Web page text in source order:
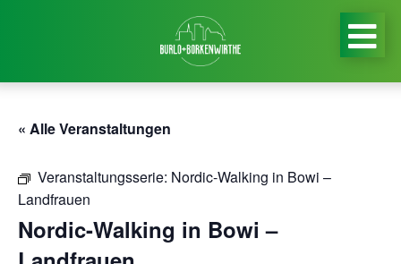
« Alle Veranstaltungen
Veranstaltungsserie: Nordic-Walking in Bowi –
Landfrauen
Nordic-Walking in Bowi –